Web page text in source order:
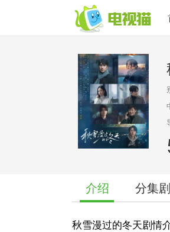
介绍 分集
秋雪漫过的冬天剧情